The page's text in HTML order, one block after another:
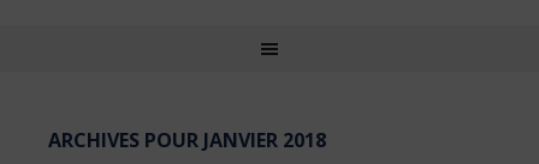
ARCHIVES POUR JANVIER 2018